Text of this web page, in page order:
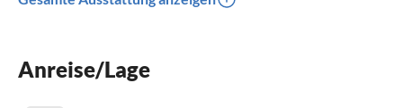
Kinderbett
Kinder willkommen
Anreise/Lage